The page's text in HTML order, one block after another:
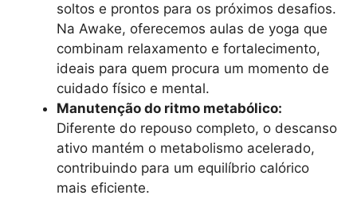
soltos e prontos para os próximos desafios.
Na Awake, oferecemos aulas de yoga que
combinam relaxamento e fortalecimento,
ideais para quem procura um momento de
cuidado físico e mental.
Manutenção do ritmo metabólico:
Diferente do repouso completo, o descanso
ativo mantém o metabolismo acelerado,
contribuindo para um equilíbrio calórico
mais eficiente.